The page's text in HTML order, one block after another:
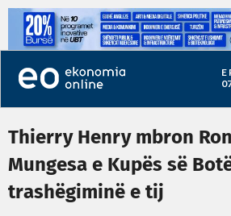
E
Thierry Henry mbron
Mungesa e Kupës së
trashëgiminë e tij